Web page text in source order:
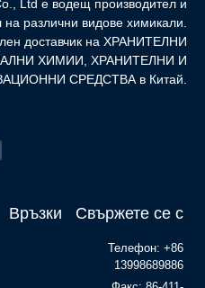
Ltd е водещ производител и
различни видове химикали.
доставчик на ХРАНИТЕЛНИ
ХИМИИ, ХРАНИТЕЛНИ И
СРЕДСТВА в Китай.
Връзки Свържете се с
Телефон: +86
13998689886